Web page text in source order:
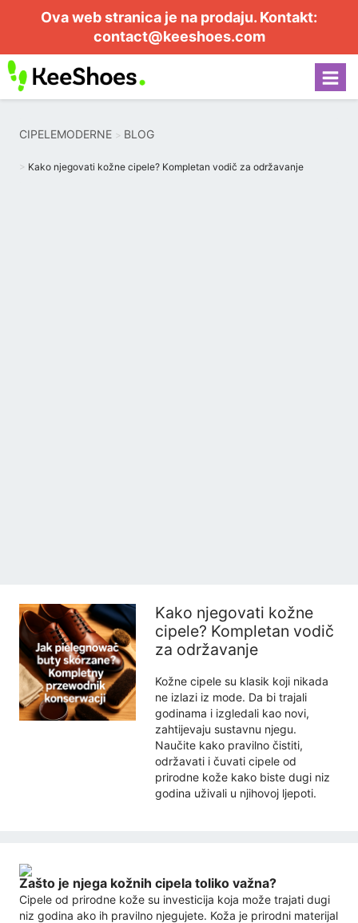
Ova web stranica je na prodaju. Kontakt:
contact@keeshoes.com
CIPELEMODERNE BLOG
Kako njegovati kožne cipele? Kompletan vodič za održavanje
Kako njegovati kožne
cipele? Kompletan vodič
za održavanje
Kožne cipele su klasik koji nikada
ne izlazi iz mode. Da bi trajali
godinama i izgledali kao novi,
zahtijevaju sustavnu njegu.
Naučite kako pravilno čistiti,
održavati i čuvati cipele od
prirodne kože kako biste dugi niz
godina uživali u njihovoj ljepoti.
Zašto je njega kožnih cipela toliko važna?
Cipele od prirodne kože su investicija koja može trajati dugi
niz godina ako ih pravilno njegujete. Koža je prirodni materijal